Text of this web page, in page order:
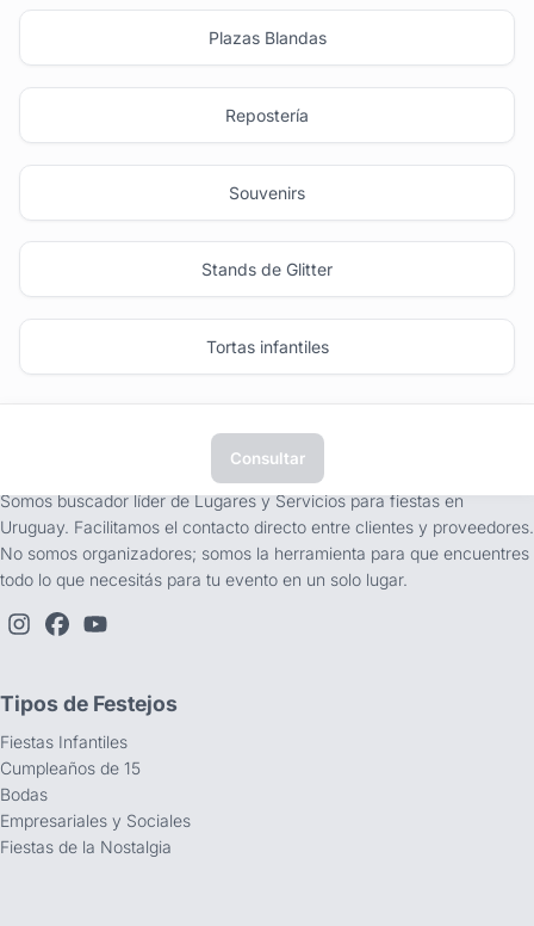
Plazas Blandas
Repostería
Souvenirs
Stands de Glitter
Tortas infantiles
Consultar
Somos buscador líder de Lugares y Servicios para fiestas en
Uruguay. Facilitamos el contacto directo entre clientes y proveedores.
No somos organizadores; somos la herramienta para que encuentres
todo lo que necesitás para tu evento en un solo lugar.
Tipos de Festejos
Fiestas Infantiles
Cumpleaños de 15
Bodas
Empresariales y Sociales
Fiestas de la Nostalgia